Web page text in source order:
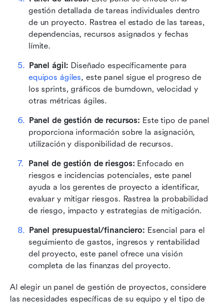
gestión detallada de tareas individuales dentro
de un proyecto. Rastrea el estado de las tareas,
dependencias, recursos asignados y fechas
límite.
Panel ágil:
equipos ágiles, este panel sigue el progreso de
los sprints, gráficos de burndown, velocidad y
otras métricas ágiles.
Panel de gestión de recursos: Este tipo de panel
proporciona información sobre la asignación,
utilización y disponibilidad de recursos.
Panel de gestión de riesgos: Enfocado en
riesgos e incidencias potenciales, este panel
ayuda a los gerentes de proyecto a identificar,
evaluar y mitigar riesgos. Rastrea la probabilidad
de riesgo, impacto y estrategias de mitigación.
Panel presupuestal/financiero: Esencial para el
seguimiento de gastos, ingresos y rentabilidad
del proyecto, este panel ofrece una visión
completa de las finanzas del proyecto.
Al elegir un panel de gestión de proyectos, considere
las necesidades específicas de su equipo y el tipo de